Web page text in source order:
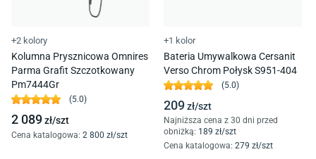
+2 kolory
Kolumna Prysznicowa Omnires
Parma Grafit Szczotkowany
Pm7444Gr
(5.0)
2 089zł/szt
Cena katalogowa: 2 800 zł/szt
+1 kolor
Bateria Umywalkowa Cersanit
Verso Chrom Połysk S951-404
(5.0)
209zł/szt
Najniższa cena z 30 dni przed
obniżką: 189 zł/szt
Cena katalogowa: 279 zł/szt